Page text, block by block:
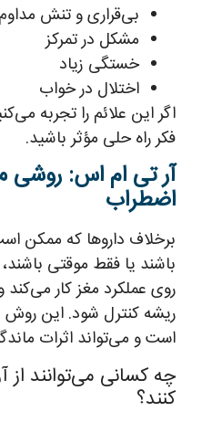
بی‌قراری و تنش مداوم
مشکل در تمرکز
خستگی زیاد
اختلال در خواب
اگر این علائم را تجربه
فکر راه حلی مؤثر باشید.
آر تی ام اس:
اضطراب
برخلاف داروها که ممکن
باشند یا فقط موقتی
روی عملکرد مغز کار
ریشه کنترل شود. این روش
است و می‌تواند اثرات
چه کسانی می‌توانند از
کنند؟